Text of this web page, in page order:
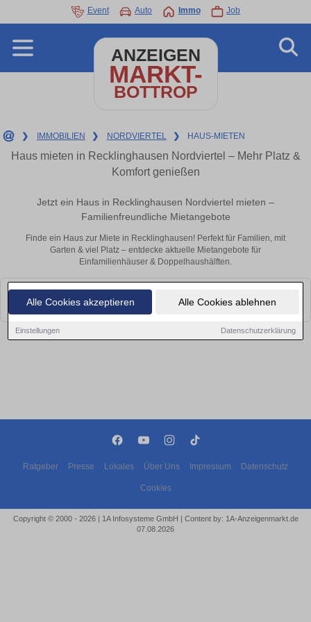
Alle Cookies akzeptieren Alle Cookies ablehnen
Einstellungen Datenschutzerklärung
Event Auto Immo Job
ANZEIGEN
MARKT-
BOTTROP
❯ IMMOBILIEN ❯ NORDVIERTEL ❯ HAUS-MIETEN
Haus mieten in Recklinghausen Nordviertel – Mehr Platz &
Komfort genießen
Jetzt ein Haus in Recklinghausen Nordviertel mieten –
Familienfreundliche Mietangebote
Finde ein Haus zur Miete in Recklinghausen! Perfekt für Familien, mit
Garten & viel Platz – entdecke aktuelle Mietangebote für
Einfamilienhäuser & Doppelhaushälften.
Leider konnten wir derzeit keine passenden Objekte finden. Schauen Sie
bald wieder vorbei!
Ratgeber Presse Lokales Über Uns Impressum Datenschutz
Cookies
Copyright © 2000 - 2026 | 1A Infosysteme GmbH | Content by: 1A-Anzeigenmarkt.de
07.08.2026